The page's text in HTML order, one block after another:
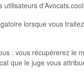
utilisateurs
lorsque vous
: vous récupérerez le
que le juge vous